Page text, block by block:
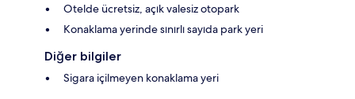
Otelde ücretsiz, açık valesiz otopark
Konaklama yerinde sınırlı sayıda park yeri
Diğer bilgiler
Sigara içilmeyen konaklama yeri